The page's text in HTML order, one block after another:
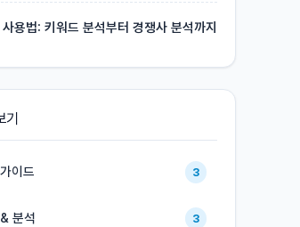
용법: 키워드 분석부터 경쟁사 분석까지
이드 3
분석 3